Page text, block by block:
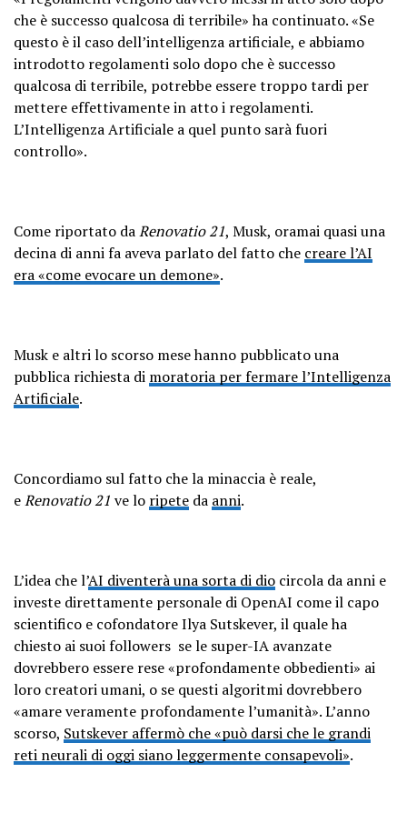
che è successo qualcosa di terribile» ha continuato. «Se
questo è il caso dell’intelligenza artificiale, e abbiamo
introdotto regolamenti solo dopo che è successo
qualcosa di terribile, potrebbe essere troppo tardi per
mettere effettivamente in atto i regolamenti.
L’Intelligenza Artificiale a quel punto sarà fuori
controllo».
Come riportato daRenovatio 21, Musk, oramai quasi una
decina di anni fa aveva parlato del fatto che creare l’AI
era «come evocare un demone».
Musk e altri lo scorso mese hanno pubblicato una
pubblica richiesta di moratoria per fermare l’Intelligenza
Artificiale.
Concordiamo sul fatto che la minaccia è reale,
eRenovatio 21 ve lo ripete da anni.
L’idea che l’AI diventerà una sorta di dio circola da anni e
investe direttamente personale di OpenAI come il capo
scientifico e cofondatore Ilya Sutskever, il quale ha
chiesto ai suoi followers se le super-IA avanzate
dovrebbero essere rese «profondamente obbedienti» ai
loro creatori umani, o se questi algoritmi dovrebbero
«amare veramente profondamente l’umanità». L’anno
scorso, Sutskever affermò che «può darsi che le grandi
reti neurali di oggi siano leggermente consapevoli».